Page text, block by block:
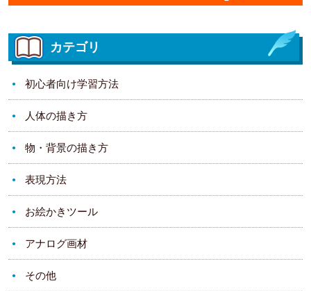
カテゴリ
初心者向け学習方法
人体の描き方
物・背景の描き方
表現方法
お絵かきツール
アナログ画材
その他